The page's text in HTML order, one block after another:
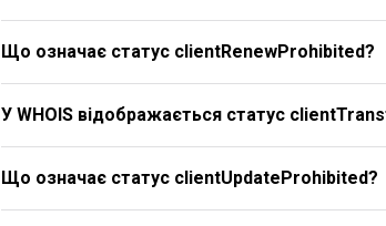
Що означає статус clientRenewProhibited?
У WHOIS відображається статус
Що означає статус clientUpdateProhibited?